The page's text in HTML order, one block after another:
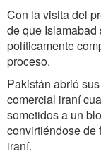
Con la visita del
de que Islamabad
políticamente
proceso.
Pakistán abrió
comercial iraní
sometidos a un
convirtiéndose de
iraní.